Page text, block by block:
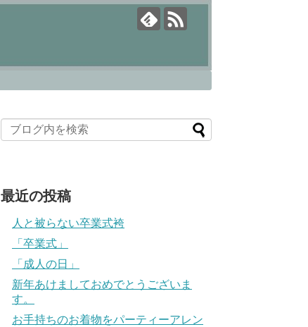
最近の投稿
人と被らない卒業式袴
「卒業式」
「成人の日」
新年あけましておめでとうございま
す。
お手持ちのお着物をパーティーアレン